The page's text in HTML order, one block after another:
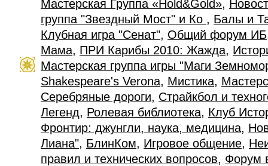
Мастерская Группа «Hold&Gold»,
группа "Звездный Мост" и Ко , Балы и
Клубная игра "Сенат", Общий форум ИБ
Мама, ПРИ Карибы 2010: Жажда,
Мастерская группа игры "Маги
Shakespeare's Verona, Мистика,
Серебряные дороги, Страйкбол и
Легенд, Ролевая библиотека, Клуб
Фронтир: джунгли, наука, медицина,
Лиана", БлинКом, Игровое общение,
правил и технических вопросов, Форум